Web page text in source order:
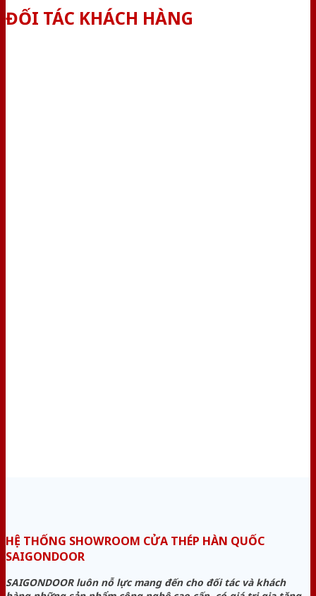
ĐỐI TÁC KHÁCH HÀNG
HỆ THỐNG SHOWROOM CỬA THÉP HÀN QUỐC
SAIGONDOOR
SAIGONDOOR luôn nỗ lực mang đến cho đối tác và khách